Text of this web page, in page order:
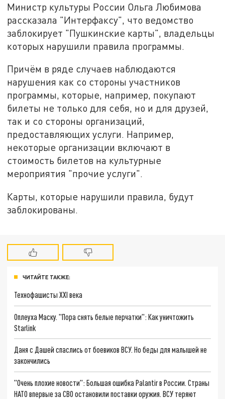
Министр культуры России Ольга Любимова
рассказала "Интерфаксу", что ведомство
заблокирует "Пушкинские карты", владельцы
которых нарушили правила программы.
Причём в ряде случаев наблюдаются
нарушения как со стороны участников
программы, которые, например, покупают
билеты не только для себя, но и для друзей,
так и со стороны организаций,
предоставляющих услуги. Например,
некоторые организации включают в
стоимость билетов на культурные
мероприятия "прочие услуги".
Карты, которые нарушили правила, будут
заблокированы.
ЧИТАЙТЕ ТАКЖЕ:
Технофашисты XXI века
Оплеуха Маску. "Пора снять белые перчатки": Как уничтожить
Starlink
Даня с Дашей спаслись от боевиков ВСУ. Но беды для малышей не
закончились
"Очень плохие новости": Большая ошибка Palantir в России. Страны
НАТО впервые за СВО остановили поставки оружия. ВСУ теряют